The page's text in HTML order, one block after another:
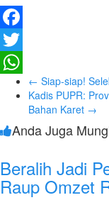
Facebook
Twitter
WhatsApp
← Siap-siap!
Kadis PUPR:
Bahan Karet →
Anda Juga
Beralih Jadi
Raup Omzet